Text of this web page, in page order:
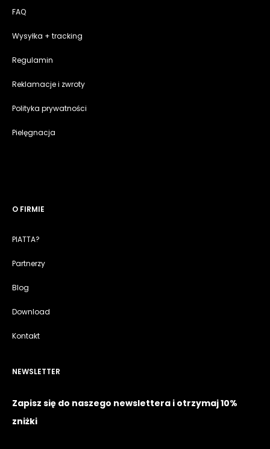
FAQ
Wysyłka + tracking
Regulamin
Reklamacje i zwroty
Polityka prywatności
Pielęgnacja
O FIRMIE
PIATTA?
Partnerzy
Blog
Download
Kontakt
NEWSLETTER
Zapisz się do naszego newslettera i otrzymaj 10%
zniżki